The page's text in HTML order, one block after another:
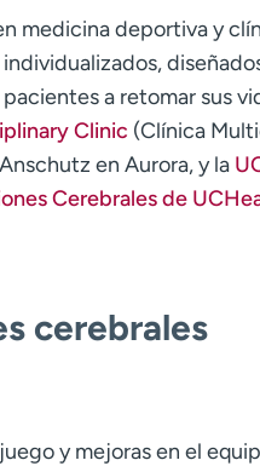
medicina deportiva y
a retomar sus
Clinic (Clínica
en Aurora, y la
Cerebrales de
cerebrales
y mejoras en el